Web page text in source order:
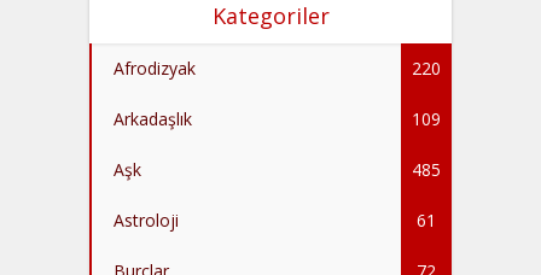
Kategoriler
Afrodizyak 220
Arkadaşlık 109
Aşk 485
Astroloji 61